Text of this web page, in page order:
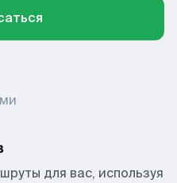
для вас, используя